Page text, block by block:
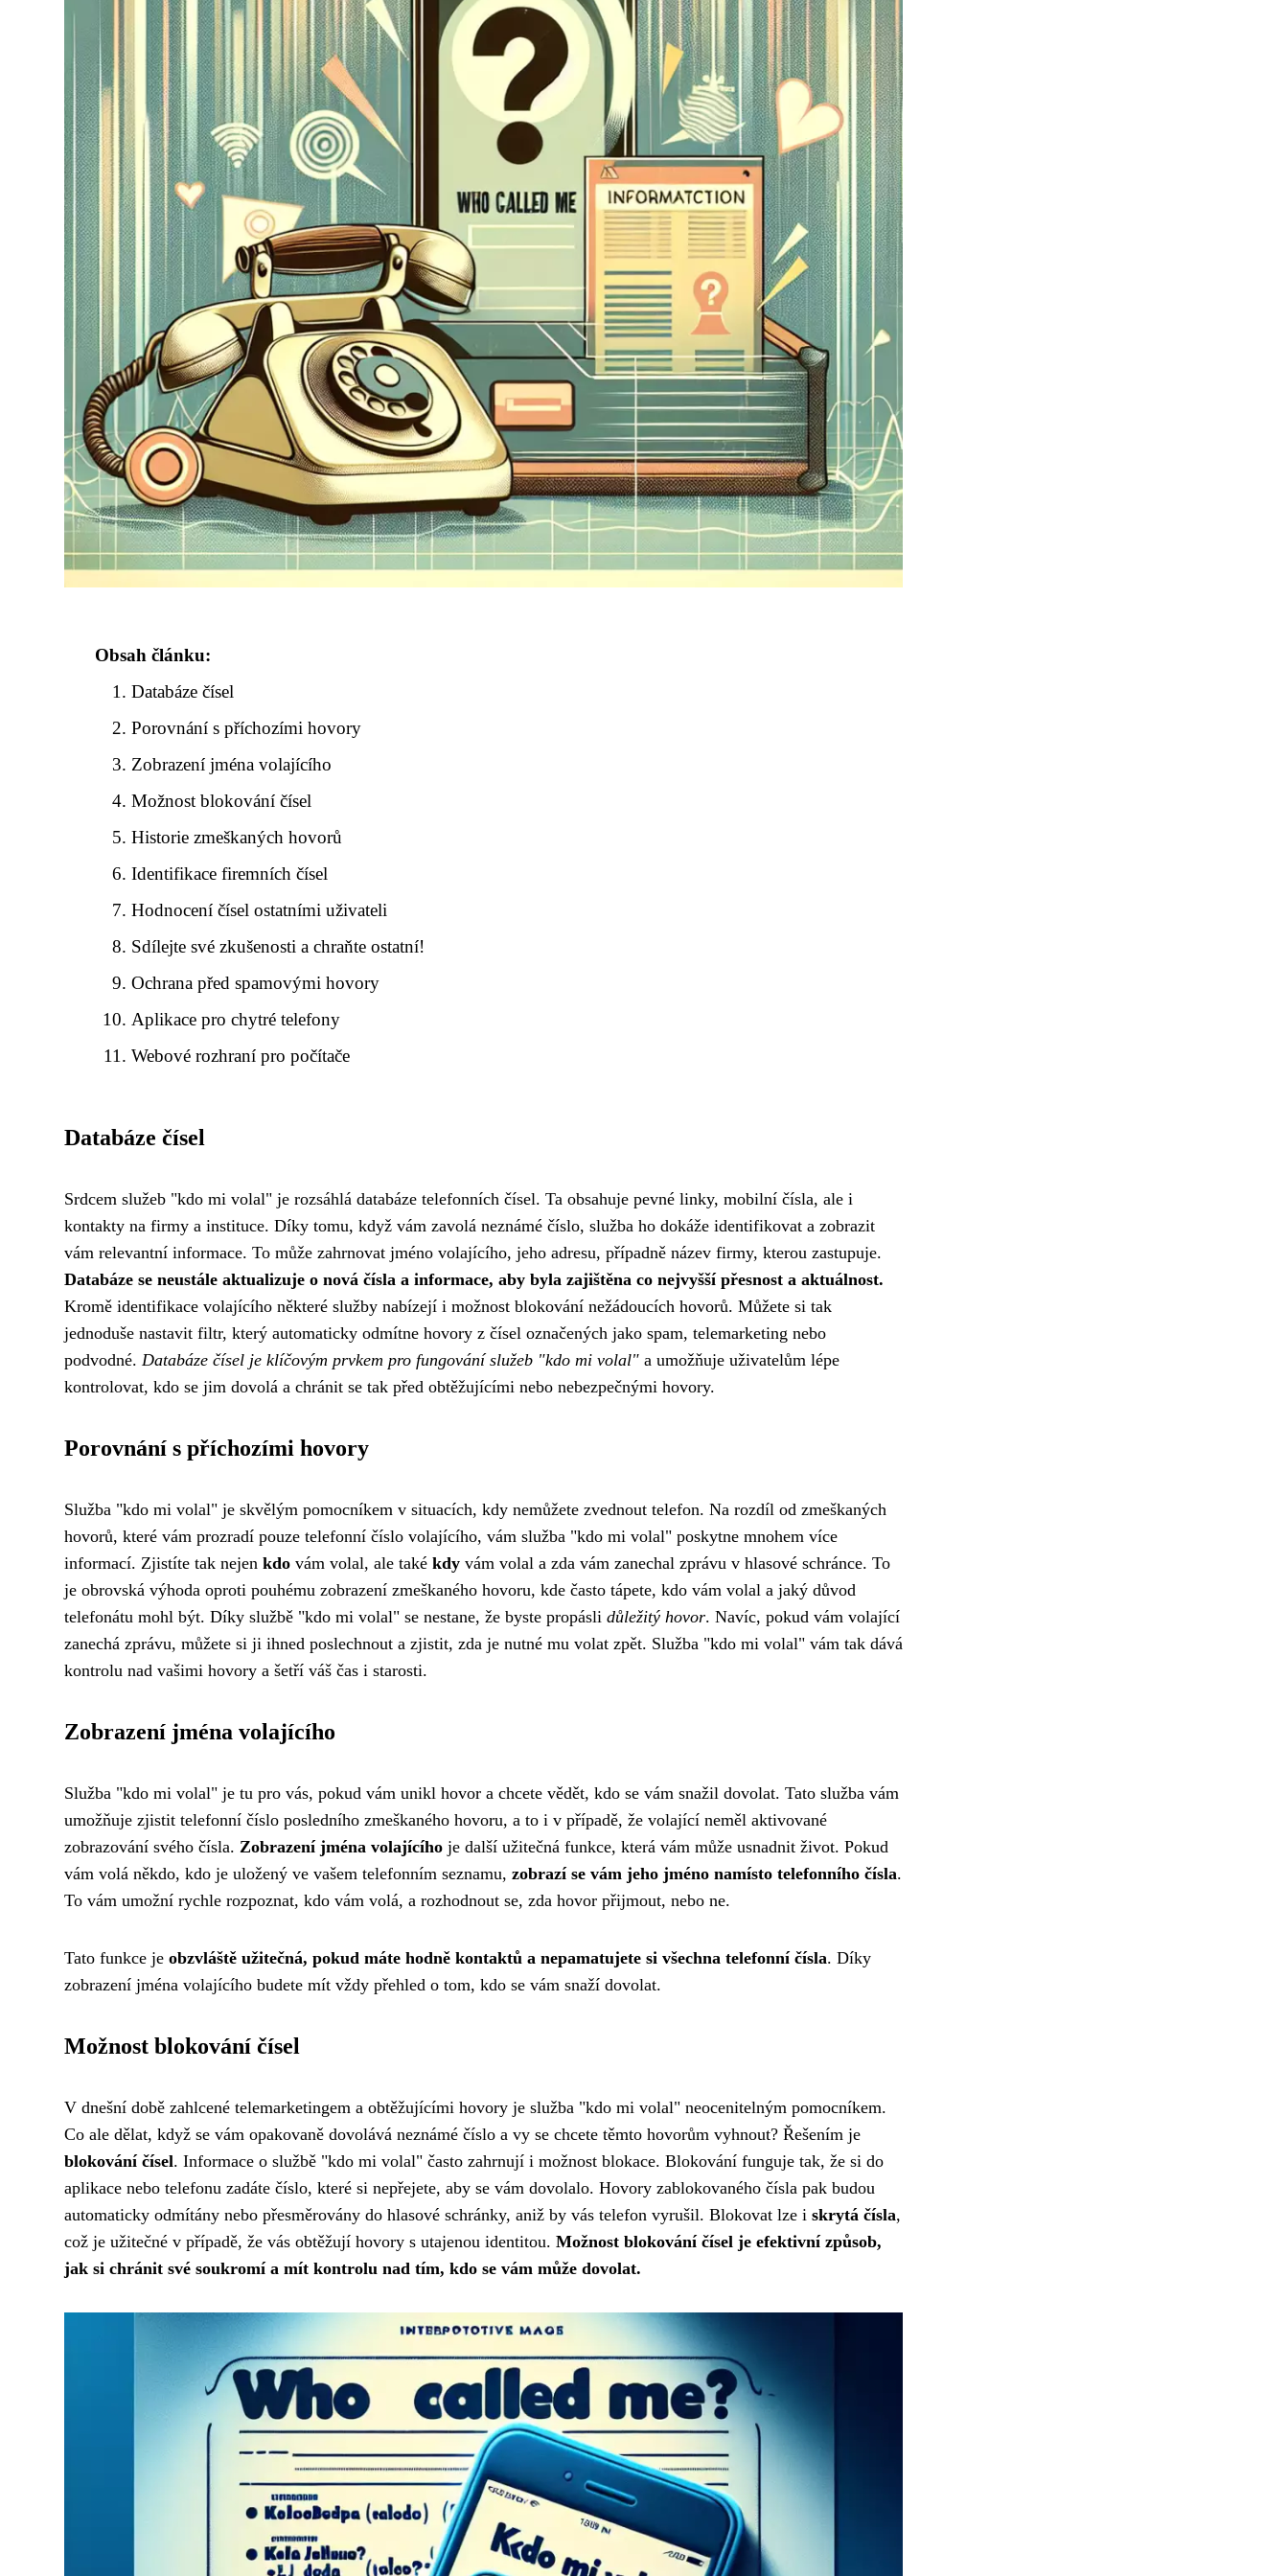
Obsah článku:
Databáze čísel
Porovnání s příchozími hovory
Zobrazení jména volajícího
Možnost blokování čísel
Historie zmeškaných hovorů
Identifikace firemních čísel
Hodnocení čísel ostatními uživateli
Sdílejte své zkušenosti a chraňte ostatní!
Ochrana před spamovými hovory
Aplikace pro chytré telefony
Webové rozhraní pro počítače
Databáze čísel
Srdcem služeb "kdo mi volal" je rozsáhlá databáze telefonních čísel. Ta obsahuje pevné linky, mobilní čísla, ale i
kontakty na firmy a instituce. Díky tomu, když vám zavolá neznámé číslo, služba ho dokáže identifikovat a zobrazit
vám relevantní informace. To může zahrnovat jméno volajícího, jeho adresu, případně název firmy, kterou zastupuje.
Databáze se neustále aktualizuje o nová čísla a informace, aby byla zajištěna co nejvyšší přesnost a aktuálnost.
Kromě identifikace volajícího některé služby nabízejí i možnost blokování nežádoucích hovorů. Můžete si tak
jednoduše nastavit filtr, který automaticky odmítne hovory z čísel označených jako spam, telemarketing nebo
podvodné. Databáze čísel je klíčovým prvkem pro fungování služeb "kdo mi volal" a umožňuje uživatelům lépe
kontrolovat, kdo se jim dovolá a chránit se tak před obtěžujícími nebo nebezpečnými hovory.
Porovnání s příchozími hovory
Služba "kdo mi volal" je skvělým pomocníkem v situacích, kdy nemůžete zvednout telefon. Na rozdíl od zmeškaných
hovorů, které vám prozradí pouze telefonní číslo volajícího, vám služba "kdo mi volal" poskytne mnohem více
informací. Zjistíte tak nejen kdo vám volal, ale také kdy vám volal a zda vám zanechal zprávu v hlasové schránce. To
je obrovská výhoda oproti pouhému zobrazení zmeškaného hovoru, kde často tápete, kdo vám volal a jaký důvod
telefonátu mohl být. Díky službě "kdo mi volal" se nestane, že byste propásli důležitý hovor. Navíc, pokud vám volající
zanechá zprávu, můžete si ji ihned poslechnout a zjistit, zda je nutné mu volat zpět. Služba "kdo mi volal" vám tak dává
kontrolu nad vašimi hovory a šetří váš čas i starosti.
Zobrazení jména volajícího
Služba "kdo mi volal" je tu pro vás, pokud vám unikl hovor a chcete vědět, kdo se vám snažil dovolat. Tato služba vám
umožňuje zjistit telefonní číslo posledního zmeškaného hovoru, a to i v případě, že volající neměl aktivované
zobrazování svého čísla. Zobrazení jména volajícího je další užitečná funkce, která vám může usnadnit život. Pokud
vám volá někdo, kdo je uložený ve vašem telefonním seznamu, zobrazí se vám jeho jméno namísto telefonního čísla.
To vám umožní rychle rozpoznat, kdo vám volá, a rozhodnout se, zda hovor přijmout, nebo ne.
Tato funkce je obzvláště užitečná, pokud máte hodně kontaktů a nepamatujete si všechna telefonní čísla. Díky
zobrazení jména volajícího budete mít vždy přehled o tom, kdo se vám snaží dovolat.
Možnost blokování čísel
V dnešní době zahlcené telemarketingem a obtěžujícími hovory je služba "kdo mi volal" neocenitelným pomocníkem.
Co ale dělat, když se vám opakovaně dovolává neznámé číslo a vy se chcete těmto hovorům vyhnout? Řešením je
blokování čísel. Informace o službě "kdo mi volal" často zahrnují i možnost blokace. Blokování funguje tak, že si do
aplikace nebo telefonu zadáte číslo, které si nepřejete, aby se vám dovolalo. Hovory zablokovaného čísla pak budou
automaticky odmítány nebo přesměrovány do hlasové schránky, aniž by vás telefon vyrušil. Blokovat lze i skrytá čísla,
což je užitečné v případě, že vás obtěžují hovory s utajenou identitou. Možnost blokování čísel je efektivní způsob,
jak si chránit své soukromí a mít kontrolu nad tím, kdo se vám může dovolat.